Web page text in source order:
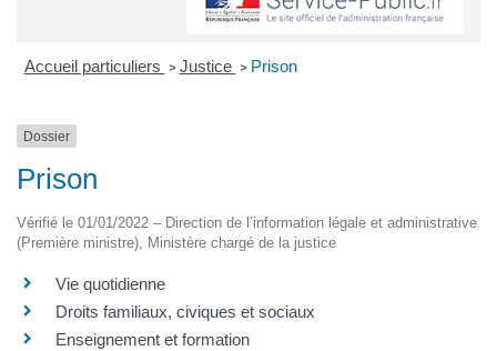
Accueil particuliers > Justice > Prison
Dossier
Prison
Vérifié le 01/01/2022 – Direction de l’information légale et administrative
(Première ministre), Ministère chargé de la justice
Vie quotidienne
Droits familiaux, civiques et sociaux
Enseignement et formation